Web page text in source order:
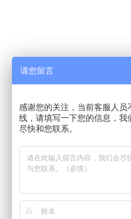
请您留言
感谢您的关注，当前客服人员
线，请填写一下您的信息，我
尽快和您联系。